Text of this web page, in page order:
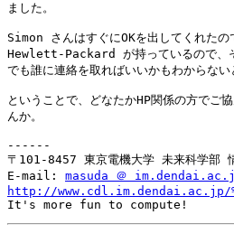
ました。
Simon さんはすぐにOKを出してくれ
Hewlett-Packard が持っているので、
でも誰に連絡を取ればいいかもわからない
ということで、どなたかHP関係の方でご
んか。
------
〒101-8457 東京電機大学 未来科学部
E-mail: masuda ＠
http://www.cdl.im.dendai.ac.jp/